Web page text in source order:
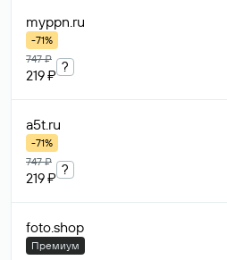
myppn.ru
-71%
747 ₽
219 ₽
?
a5t.ru
-71%
747 ₽
219 ₽
?
foto.shop
Премиум